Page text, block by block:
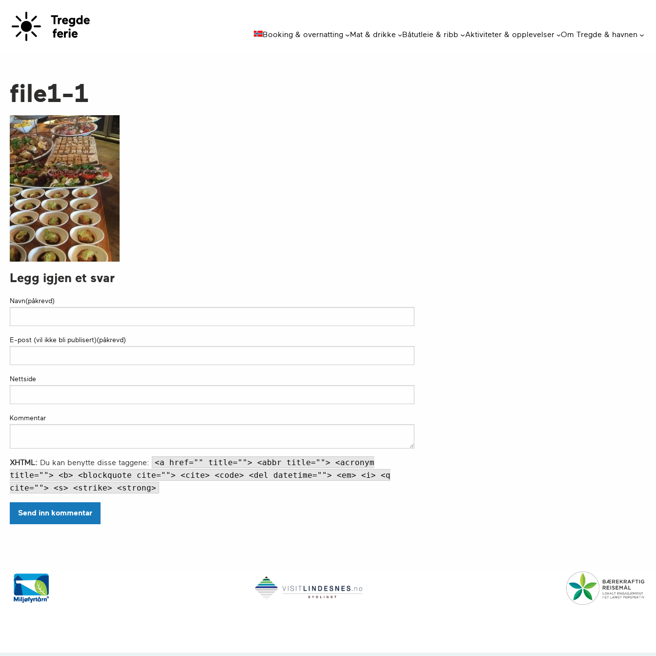
Booking & overnatting Mat & drikke Båtutleie & ribb Aktiviteter & opplevelser Om Tregde & havnen
file1-1
Legg igjen et svar
Navn(påkrevd)
E-post (vil ikke bli publisert)(påkrevd)
Nettside
Kommentar
XHTML: Du kan benytte disse taggene:
<a href="" title=""> <abbr title=""> <acronym
title=""> <b> <blockquote cite=""> <cite> <code> <del datetime=""> <em> <i> <q
cite=""> <s> <strike> <strong>